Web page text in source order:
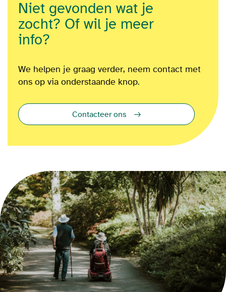
Niet gevonden wat je
zocht? Of wil je meer
info?
We helpen je graag verder, neem contact met
ons op via onderstaande knop.
Contacteer ons